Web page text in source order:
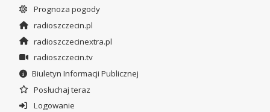
Prognoza pogody
radioszczecin.pl
radioszczecinextra.pl
radioszczecin.tv
Biuletyn Informacji Publicznej
Posłuchaj teraz
Logowanie